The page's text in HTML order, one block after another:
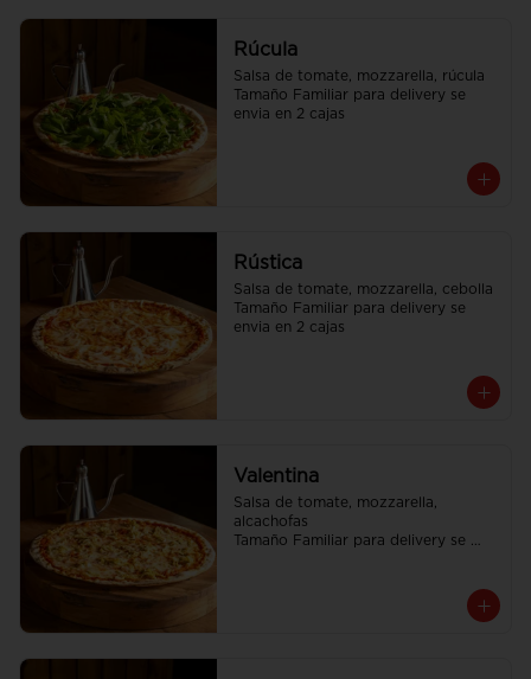
Rúcula
Salsa de tomate, mozzarella, rúcula
Tamaño Familiar para delivery se
envia en 2 cajas
Rústica
Salsa de tomate, mozzarella, cebolla
Tamaño Familiar para delivery se
envia en 2 cajas
Valentina
Salsa de tomate, mozzarella,
alcachofas
Tamaño Familiar para delivery se